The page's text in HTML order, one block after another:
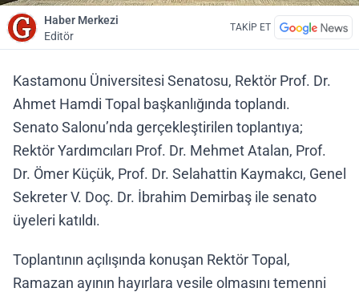
Haber Merkezi
Editör
TAKİP ET
Kastamonu Üniversitesi Senatosu, Rektör Prof. Dr.
Ahmet Hamdi Topal başkanlığında toplandı.
Senato Salonu’nda gerçekleştirilen toplantıya;
Rektör Yardımcıları Prof. Dr. Mehmet Atalan, Prof.
Dr. Ömer Küçük, Prof. Dr. Selahattin Kaymakcı, Genel
Sekreter V. Doç. Dr. İbrahim Demirbaş ile senato
üyeleri katıldı.
Toplantının açılışında konuşan Rektör Topal,
Ramazan ayının hayırlara vesile olmasını temenni